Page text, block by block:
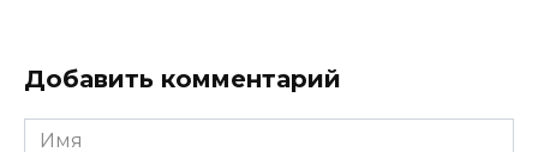
Добавить комментарий
Имя